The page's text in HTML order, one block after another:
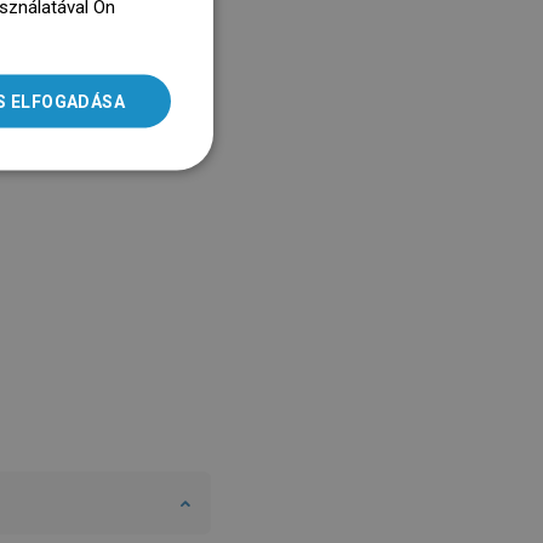
LITHUANIAN
Ön
ELFOGADÁSA